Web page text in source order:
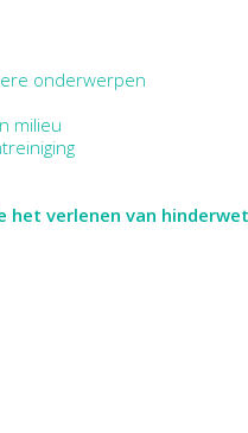
onderwerpen
milieu
het verlenen van